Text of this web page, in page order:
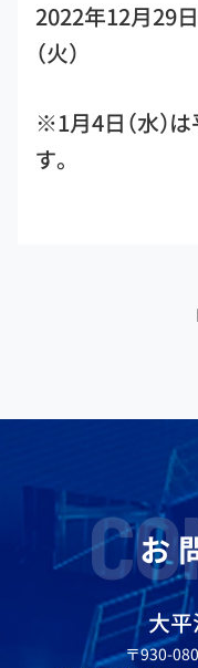
2022年12月29
（火）
※1月4日（水）
す。
お
大
〒930-